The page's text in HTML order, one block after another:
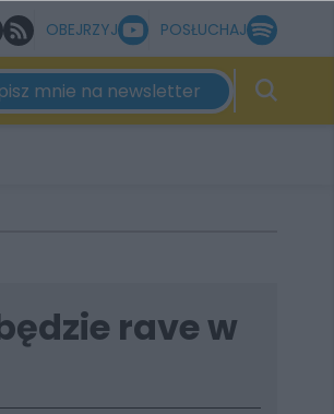
OBEJRZYJ POSŁUCHAJ
mnie na newsletter
rave w